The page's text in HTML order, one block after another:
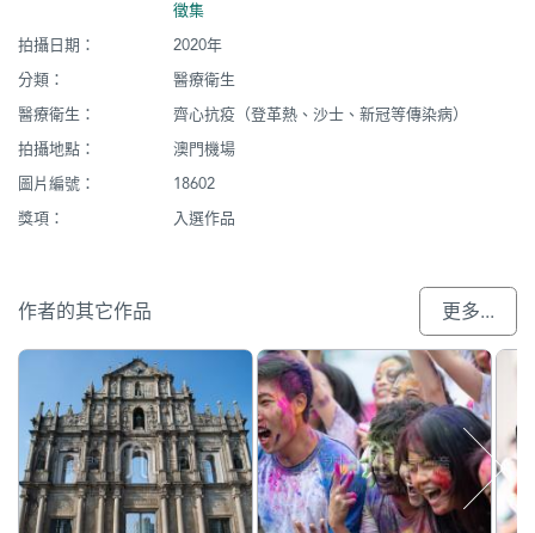
徵集
拍攝日期：
2020年
分類：
醫療衛生
醫療衛生：
齊心抗疫（登革熱、沙士、新冠等傳染病）
拍攝地點：
澳門機場
圖片編號：
18602
獎項：
入選作品
作者的其它作品 更多...